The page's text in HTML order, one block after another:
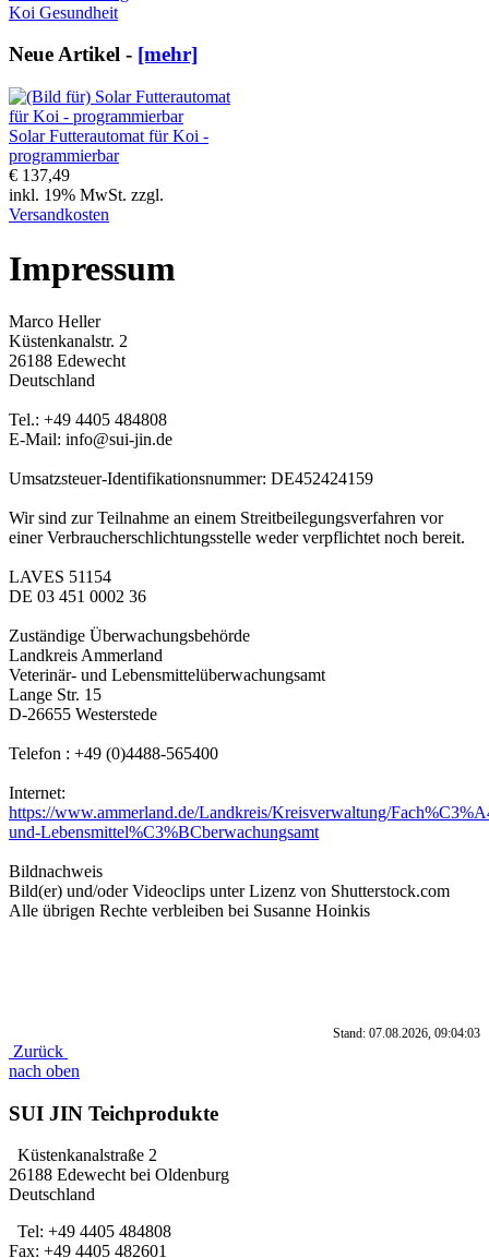
Koi Gesundheit
Neue Artikel - [mehr]
Solar Futterautomat für Koi -
programmierbar
€ 137,49
inkl. 19% MwSt. zzgl.
Versandkosten
Impressum
Marco Heller
Küstenkanalstr. 2
26188 Edewecht
Deutschland
Tel.: +49 4405 484808
E-Mail: info@sui-jin.de
Umsatzsteuer-Identifikationsnummer: DE452424159
Wir sind zur Teilnahme an einem Streitbeilegungsverfahren vor
einer Verbraucherschlichtungsstelle weder verpflichtet noch bereit.
LAVES 51154
DE 03 451 0002 36
Zuständige Überwachungsbehörde
Landkreis Ammerland
Veterinär- und Lebensmittelüberwachungsamt
Lange Str. 15
D-26655 Westerstede
Telefon : +49 (0)4488-565400
Internet:
https://www.ammerland.de/Landkreis/Kreisverwaltung/
und-Lebensmittel%C3%BCberwachungsamt
Bildnachweis
Bild(er) und/oder Videoclips unter Lizenz von Shutterstock.com
Alle übrigen Rechte verbleiben bei Susanne Hoinkis
Stand: 07.08.2026, 09:04:03
Zurück
nach oben
SUI JIN Teichprodukte
Küstenkanalstraße 2
26188 Edewecht bei Oldenburg
Deutschland
Tel: +49 4405 484808
Fax: +49 4405 482601